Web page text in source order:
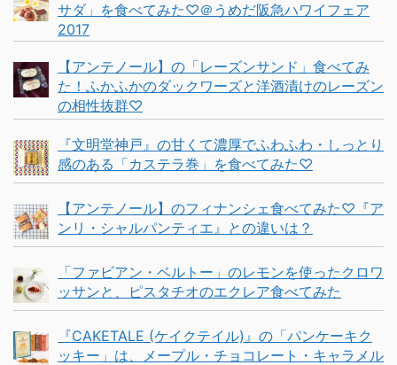
サダ」を食べてみた♡＠うめだ阪急ハワイフェア
2017
【アンテノール】の「レーズンサンド」食べてみ
た！ふかふかのダックワーズと洋酒漬けのレーズン
の相性抜群♡
『文明堂神戸』の甘くて濃厚でふわふわ・しっとり
感のある「カステラ巻」を食べてみた♡
【アンテノール】のフィナンシェ食べてみた♡『ア
ンリ・シャルパンティエ』との違いは？
「ファビアン・ベルトー」のレモンを使ったクロワ
ッサンと、ピスタチオのエクレア食べてみた
『CAKETALE (ケイクテイル)』の「パンケーキク
ッキー」は、メープル・チョコレート・キャラメル